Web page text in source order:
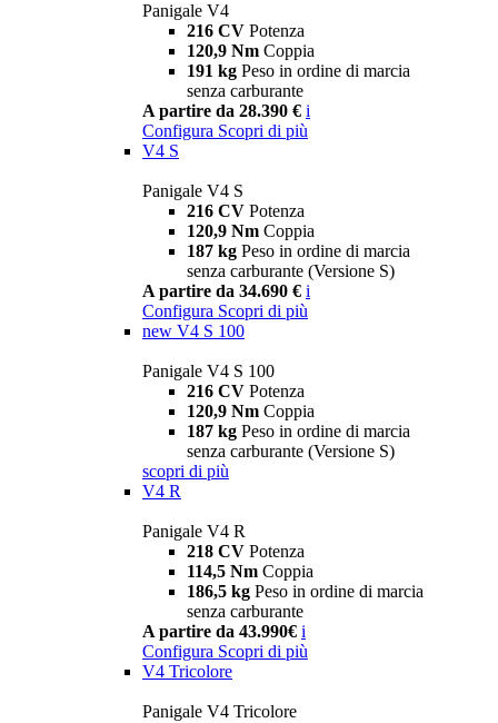
Panigale V4
216 CV Potenza
120,9 Nm Coppia
191 kg Peso in ordine di marcia
senza carburante
A partire da 28.390 € i
Configura Scopri di più
V4 S
Panigale V4 S
216 CV Potenza
120,9 Nm Coppia
187 kg Peso in ordine di marcia
senza carburante (Versione S)
A partire da 34.690 € i
Configura Scopri di più
new V4 S 100
Panigale V4 S 100
216 CV Potenza
120,9 Nm Coppia
187 kg Peso in ordine di marcia
senza carburante (Versione S)
scopri di più
V4 R
Panigale V4 R
218 CV Potenza
114,5 Nm Coppia
186,5 kg Peso in ordine di marcia
senza carburante
A partire da 43.990€ i
Configura Scopri di più
V4 Tricolore
Panigale V4 Tricolore